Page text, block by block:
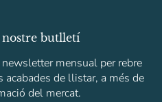
butlletí
mensual per rebre
de llistar, a més de
del mercat.